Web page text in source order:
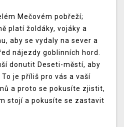
Mečovém pobřeží;
platí žoldáky, vojáky a
aby se vydaly na sever a
nájezdy goblinních hord.
donutit Deseti-městí, aby
je příliš pro vás a vaší
a proto se pokusíte zjistit,
stojí a pokusíte se zastavit